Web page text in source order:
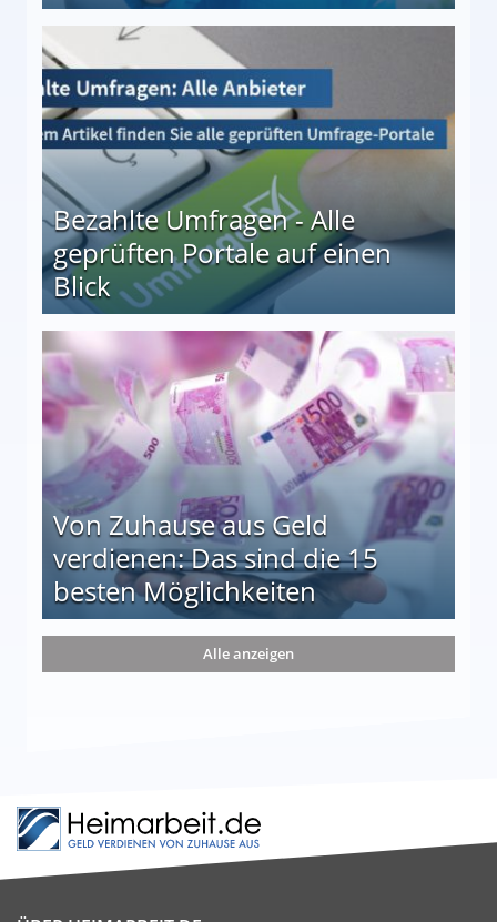
Bezahlte Umfragen - Alle
geprüften Portale auf einen
Blick
auf einen Blick
Von Zuhause aus Geld
verdienen: Das sind die 15
besten Möglichkeiten
die 15 besten Möglichkeiten
Alle anzeigen